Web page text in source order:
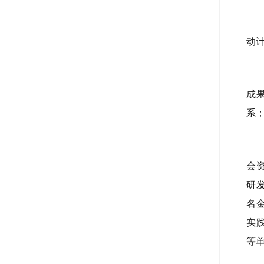
动
成
系
会
研
名
实
等